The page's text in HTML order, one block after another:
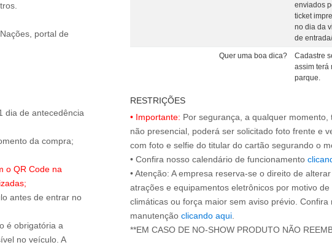
portal de
dia de antecedência
da compra;
o QR Code na
antes de entrar no
é obrigatória a
no veículo. A
enviados
ticket
no dia da
de
Quer uma boa dica?
Cadastre
assim terá
parque.
RESTRIÇÕES
• Importante: Por segurança, a qualquer
não presencial, poderá ser solicitado foto frente e
com foto e selfie do titular do cartão segurando o
• Confira nosso calendário de funcionamento
• Atenção: A empresa reserva-se o direito de
atrações e equipamentos eletrônicos por motivo
climáticas ou força maior sem aviso prévio. Confira
manutenção clicando aqui
**EM CASO DE NO-SHOW PRODUTO NÃO